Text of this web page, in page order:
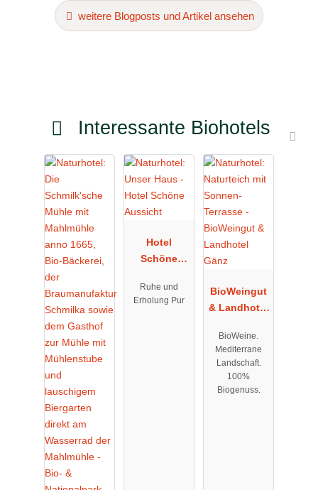
weitere Blogposts und Artikel ansehen
Interessante Biohotels
Hotel
Schöne
Ruhe und
Erholung Pur
BioWeingut
& Landhotel
BioWeine.
Mediterrane
Landschaft.
100%
Biogenuss.